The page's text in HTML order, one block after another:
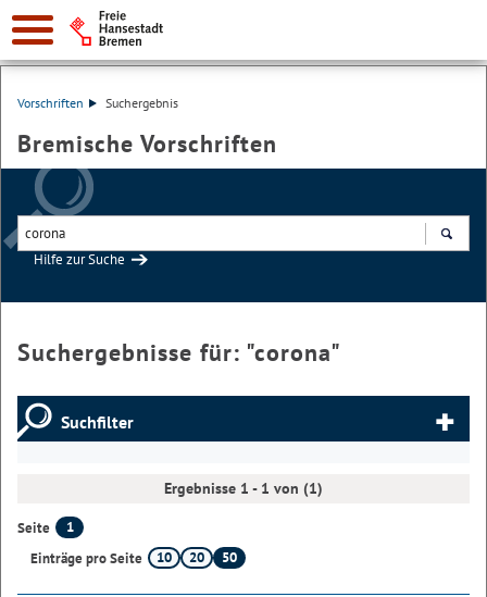
Vorschriften Suchergebnis
Bremische Vorschriften
Hilfe zur Suche
Suchergebnisse für: "corona"
Suchfilter
Ergebnisse 1 - 1 von (1)
Seite
1
Einträge pro Seite
10 20 50